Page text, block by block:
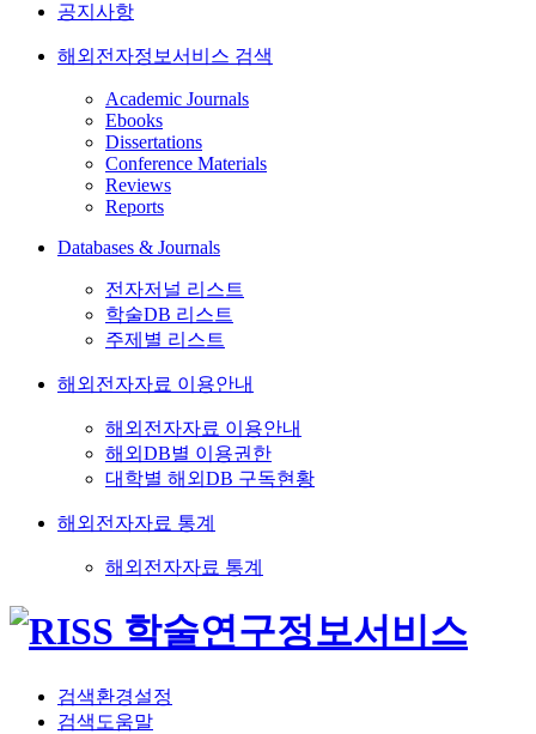
공지사항
해외전자정보서비스 검색
Academic Journals
Ebooks
Dissertations
Conference Materials
Reviews
Reports
Databases & Journals
전자저널 리스트
학술DB 리스트
주제별 리스트
해외전자자료 이용안내
해외전자자료 이용안내
해외DB별 이용권한
대학별 해외DB 구독현황
해외전자자료 통계
해외전자자료 통계
검색환경설정
검색도움말